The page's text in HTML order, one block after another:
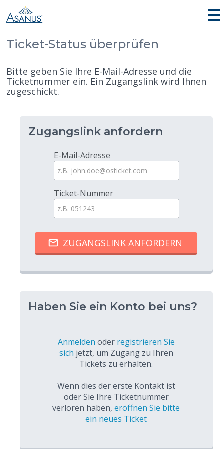
Ticket-Status überprüfen
Bitte geben Sie Ihre E-Mail-Adresse und die
Ticketnummer ein. Ein Zugangslink wird Ihnen
zugeschickt.
Zugangslink anfordern
E-Mail-Adresse
Ticket-Nummer
Haben Sie ein Konto bei uns?
Anmelden oder registrieren Sie
sich jetzt, um Zugang zu Ihren
Tickets zu erhalten.
Wenn dies der erste Kontakt ist
oder Sie Ihre Ticketnummer
verloren haben,eröffnen Sie bitte
ein neues Ticket